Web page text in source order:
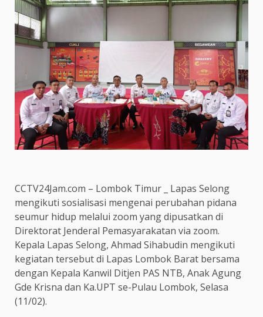
CCTV24Jam.com – Lombok Timur _ Lapas Selong
mengikuti sosialisasi mengenai perubahan pidana
seumur hidup melalui zoom yang dipusatkan di
Direktorat Jenderal Pemasyarakatan via zoom.
Kepala Lapas Selong, Ahmad Sihabudin mengikuti
kegiatan tersebut di Lapas Lombok Barat bersama
dengan Kepala Kanwil Ditjen PAS NTB, Anak Agung
Gde Krisna dan Ka.UPT se-Pulau Lombok, Selasa
(11/02).